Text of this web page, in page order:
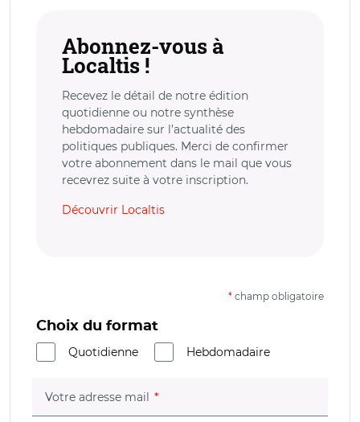
Abonnez-vous à
Localtis !
Recevez le détail de notre édition
quotidienne ou notre synthèse
hebdomadaire sur l’actualité des
politiques publiques. Merci de confirmer
votre abonnement dans le mail que vous
recevrez suite à votre inscription.
Découvrir Localtis
* champ obligatoire
Choix du format
Quotidienne
Hebdomadaire
Votre adresse mail (champ obligatoire)